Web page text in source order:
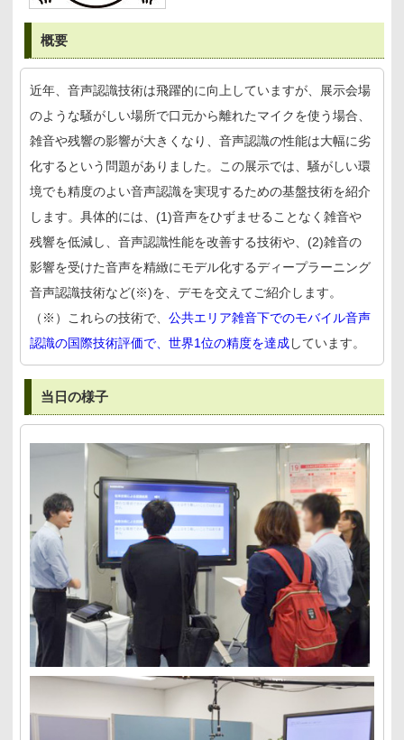
概要
近年、音声認識技術は飛躍的に向上していますが、展示会場
のような騒がしい場所で口元から離れたマイクを使う場合、
雑音や残響の影響が大きくなり、音声認識の性能は大幅に劣
化するという問題がありました。この展示では、騒がしい環
境でも精度のよい音声認識を実現するための基盤技術を紹介
します。具体的には、(1)音声をひずませることなく雑音や
残響を低減し、音声認識性能を改善する技術や、(2)雑音の
影響を受けた音声を精緻にモデル化するディープラーニング
音声認識技術など(※)を、デモを交えてご紹介します。
（※）これらの技術で、公共エリア雑音下でのモバイル音声
認識の国際技術評価で、世界1位の精度を達成しています。
当日の様子